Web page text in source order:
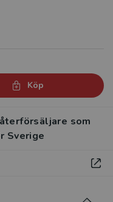
Köp
som
Sverige